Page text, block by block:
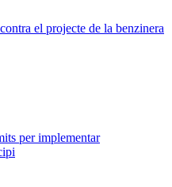
el projecte de la benzinera
per implementar